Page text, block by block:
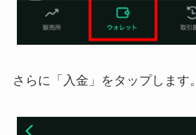
さらに「入金」をタップします。